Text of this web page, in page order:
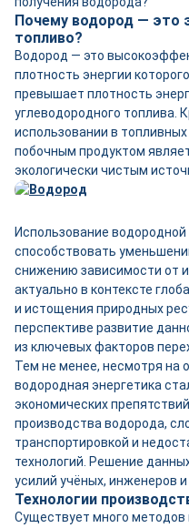
Почему водород — это
топливо?
Водород — это
плотность энергии
превышает плотность
углеводородного топлива.
использовании в
побочным продуктом
экологически чистым
Использование
способствовать
снижению зависимости от
актуально в контексте
и истощения природных
перспективе развитие
из ключевых факторов
Тем не менее, несмотря на
водородная энергетика
экономических
производства водорода,
транспортировкой и
технологий. Решение
усилий учёных, инженеров и
Технологии
Существует много методов